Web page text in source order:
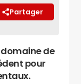
Partager
de
pour